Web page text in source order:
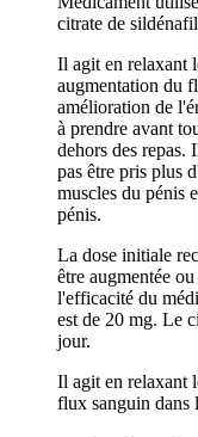
citrate de
Il agit en relaxant
augmentation du
amélioration de
à prendre avant
dehors des repas.
pas être pris plus
muscles du pénis
pénis.
La dose initiale
être augmentée
l'efficacité du
est de 20 mg. Le
jour.
Il agit en relaxant
flux sanguin dans